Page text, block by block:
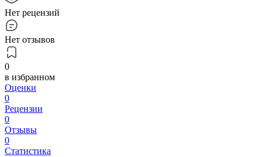
Нет рецензий
Нет отзывов
0
в избранном
Оценки
0
Рецензии
0
Отзывы
0
Статистика